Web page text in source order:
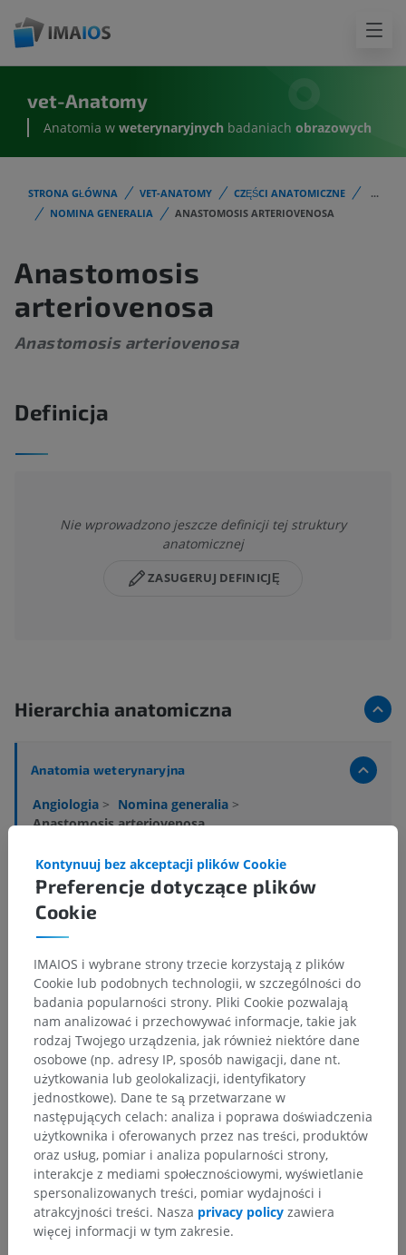
vet-Anatomy
Anatomia w weterynaryjnych badaniach obrazowych
STRONA GŁÓWNA VET-ANATOMY CZĘŚCI ANATOMICZNE
...
NOMINA GENERALIA
ANASTOMOSIS ARTERIOVENOSA
Anastomosis
arteriovenosa
Anastomosis arteriovenosa
Definicja
Nie wprowadzono jeszcze definicji tej struktury
anatomicznej
ZASUGERUJ DEFINICJĘ
Hierarchia anatomiczna
Anatomia weterynaryjna
Angiologia > Nomina generalia >
Anastomosis arteriovenosa
Powiązane struktury:Nie istnieją struktury powiązane
z tą częścią ciała
Porównawcza anatomia człowieka
Tłumaczenia
Zauważyłeś błąd?
Zachęcamy do przesyłania sugestii poprawek,
tłumaczeń lub innych treści, które przełożą się na
lepszą jakość materiałów.
Zgłoś problem
Preferencje dotyczące plików
Cookie
Kontynuuj bez akceptacji plików Cookie
IMAIOS i wybrane strony trzecie korzystają z plików
Cookie lub podobnych technologii, w szczególności do
badania popularności strony. Pliki Cookie pozwalają
nam analizować i przechowywać informacje, takie jak
rodzaj Twojego urządzenia, jak również niektóre dane
osobowe (np. adresy IP, sposób nawigacji, dane nt.
użytkowania lub geolokalizacji, identyfikatory
jednostkowe). Dane te są przetwarzane w
następujących celach: analiza i poprawa doświadczenia
użytkownika i oferowanych przez nas treści, produktów
oraz usług, pomiar i analiza popularności strony,
interakcje z mediami społecznościowymi, wyświetlanie
spersonalizowanych treści, pomiar wydajności i
atrakcyjności treści. Nasza privacy policy zawiera
więcej informacji w tym zakresie.